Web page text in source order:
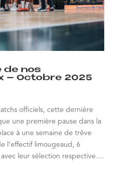
de nos
– Octobre 2025
officiels, cette dernière
une première pause dans la
à une semaine de trêve
l’effectif limougeaud, 6
leur sélection respective....